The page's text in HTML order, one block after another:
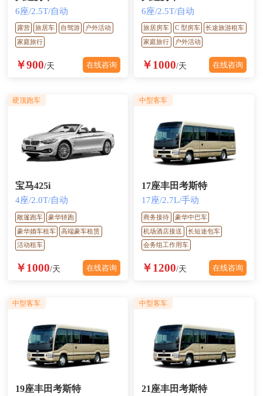
6座/2.5T/自动
露营 旅居车 自驾游
户外活动
家庭旅行
￥900/天 在线咨询
6座/2.5T/自动
旅居房车 C 型房车
长途旅游租车
家庭旅行
户外活动
￥1000/天 在线咨询
宝马425i
4座/2.0T/自动
敞篷跑车
豪华轿跑
豪华婚车租车
高端豪车租赁
活动租车
￥1000/天 在线咨询
硬顶跑车
17座丰田考斯特
17座/2.7L/手动
商务接待
豪华中巴车
机场酒店接送
长短途包车
会务组工作用车
￥1200/天 在线咨询
中型客车
19座丰田考斯特
中型客车
21座丰田考斯特
中型客车